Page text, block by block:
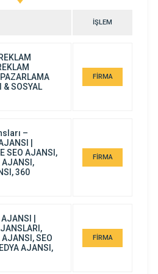
İŞLEM
SOSYAL
FİRMA
–
|
SEO AJANSI,
AJANSI,
360
FİRMA
|
SEO
AJANSI,
FİRMA